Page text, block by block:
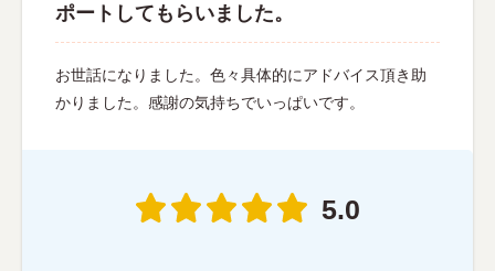
ポートしてもらいました。
お世話になりました。色々具体的にアドバイス頂き助
かりました。感謝の気持ちでいっぱいです。
5.0